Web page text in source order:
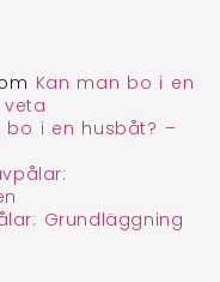
Kan man bo i en
bo i en husbåt? –
Grundläggning